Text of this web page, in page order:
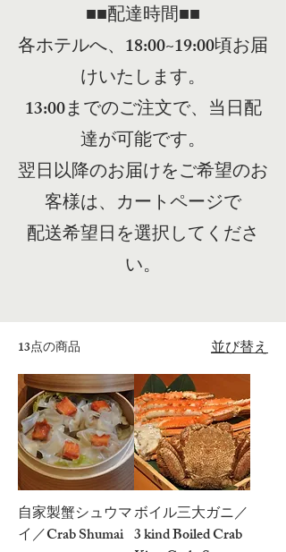
​■■配達時間■■
各ホテルへ、18:00~19:00頃お届
けいたします。
13:00までのご注文で、当日配
達が可能です。
翌日以降のお届けをご希望のお
客様は、カートページで
配送希望日を選択してくださ
い。
13点の商品 並び替え
自家製蟹シュウマ
イ／Crab Shumai
ボイル三大ガニ／
3 kind Boiled Crab